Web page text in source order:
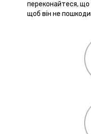
переконайтеся, що
щоб він не